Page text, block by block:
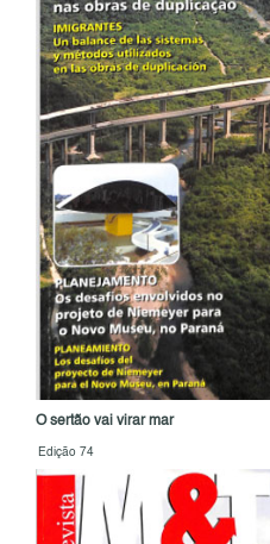
O sertão vai virar mar
Edição 74